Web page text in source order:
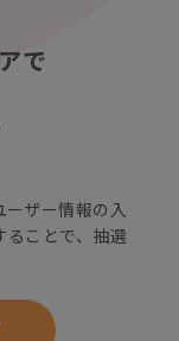
で
ーザー情報の入
ることで、抽選